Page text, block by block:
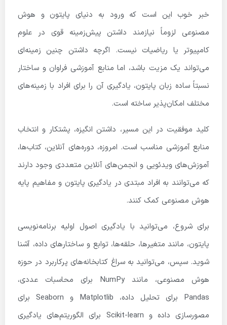
خبر خوب این است که ورود به دنیای پایتون و هوش
مصنوعی لزوماً نیازمند داشتن پیش‌زمینه قوی در علوم
کامپیوتر یا ریاضیات نیست. اگرچه داشتن چنین زمینه‌ای
می‌تواند یک مزیت باشد، اما منابع آموزشی فراوان و ساختار
نسبتاً ساده زبان پایتون، یادگیری آن را برای افراد با زمینه‌های
مختلف امکان‌پذیر ساخته است.
کلید موفقیت در این مسیر، داشتن انگیزه، پشتکار و انتخاب
منابع آموزشی مناسب است. امروزه، دوره‌های آنلاین، کتاب‌ها،
آموزش‌های ویدئویی و انجمن‌های آنلاین متعددی وجود دارند
که می‌توانند به افراد مبتدی در یادگیری پایتون و مفاهیم پایه
هوش مصنوعی کمک کنند.
برای شروع، می‌توانید با یادگیری اصول اولیه برنامه‌نویسی
پایتون، مانند متغیرها، حلقه‌ها، توابع و ساختارهای داده، آشنا
شوید. سپس، می‌توانید به سراغ کتابخانه‌های پرکاربرد در حوزه
هوش مصنوعی، مانند NumPy برای محاسبات عددی،
Pandas برای تحلیل داده، Matplotlib و Seaborn برای
مصورسازی داده و Scikit-learn برای الگوریتم‌های یادگیری